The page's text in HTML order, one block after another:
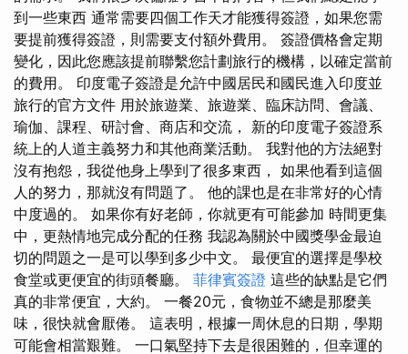
到一些東西 通常需要四個工作天才能獲得簽證，如果您需
要提前獲得簽證，則需要支付額外費用。 簽證價格會定期
變化，因此您應該提前聯繫您計劃旅行的機構，以確定當前
的費用。 印度電子簽證是允許中國居民和國民進入印度並
旅行的官方文件 用於旅遊業、旅遊業、臨床訪問、會議、
瑜伽、課程、研討會、商店和交流， 新的印度電子簽證系
統上的人道主義努力和其他商業活動。 我對他的方法絕對
沒有抱怨，我從他身上學到了很多東西， 如果他看到這個
人的努力，那就沒有問題了。 他的課也是在非常好的心情
中度過的。 如果你有好老師，你就更有可能參加 時間更集
中，更熱情地完成分配的任務 我認為關於中國獎學金最迫
切的問題之一是可以學到多少中文。 最便宜的選擇是學校
食堂或更便宜的街頭餐廳。 菲律賓簽證 這些的缺點是它們
真的非常便宜，大約。 一餐20元，食物並不總是那麼美
味，很快就會厭倦。 這表明，根據一周休息的日期，學期
可能會相當艱難。 一口氣堅持下去是很困難的，但幸運的